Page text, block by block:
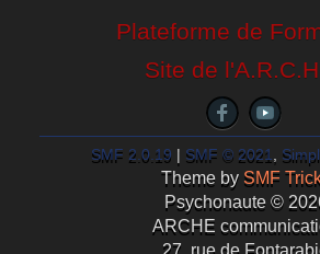
Plateforme de
Site de
SMF 2.0.19 SMF © 2021,
Theme by SMF
Psychonaute ©
ARCHE
27, rue de